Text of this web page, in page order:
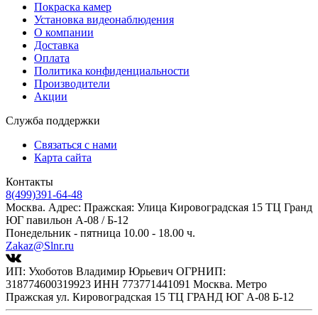
Покраска камер
Установка видеонаблюдения
О компании
Доставка
Оплата
Политика конфиденциальности
Производители
Акции
Служба поддержки
Связаться с нами
Карта сайта
Контакты
8(499)391-64-48
Москва. Адрес: Пражская: Улица Кировоградская 15 ТЦ Гранд
ЮГ павильон А-08 / Б-12
Понедельник - пятница 10.00 - 18.00 ч.
Zakaz@Slnr.ru
ИП: Ухоботов Владимир Юрьевич ОГРНИП:
318774600319923 ИНН 773771441091 Москва. Метро
Пражская ул. Кировоградская 15 ТЦ ГРАНД ЮГ А-08 Б-12